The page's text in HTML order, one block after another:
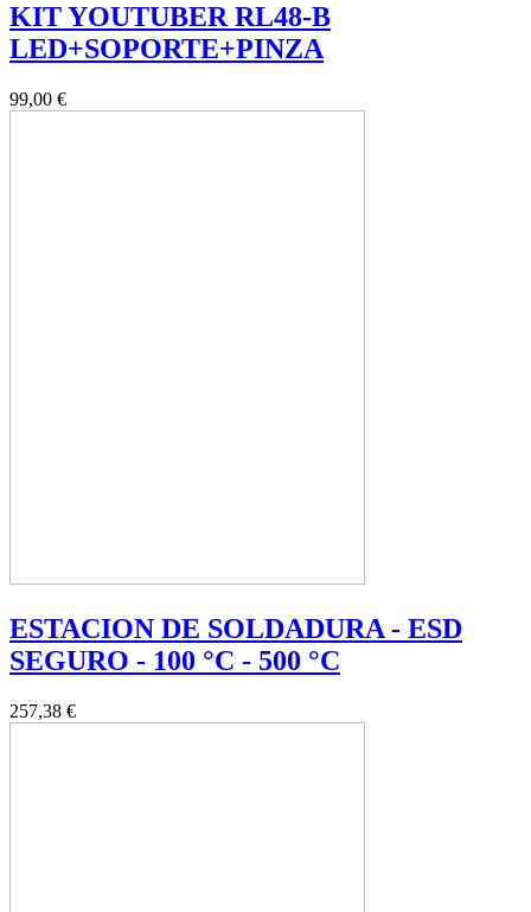
KIT YOUTUBER RL48-B
LED+SOPORTE+PINZA
99,00 €
ESTACION DE SOLDADURA - ESD
SEGURO - 100 °C - 500 °C
257,38 €